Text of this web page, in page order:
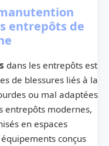
entrepôts de
dans les entrepôts est
de blessures liés à la
ou mal adaptées
entrepôts modernes,
en espaces
conçus